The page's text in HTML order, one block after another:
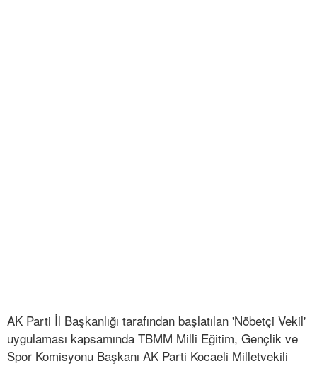
AK Parti İl Başkanlığı tarafından başlatılan 'Nöbetçi Vekil'
uygulaması kapsamında TBMM Milli Eğitim, Gençlik ve
Spor Komisyonu Başkanı AK Parti Kocaeli Milletvekili